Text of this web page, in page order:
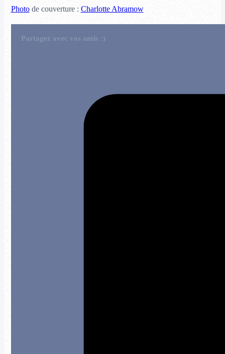
Photode couverture : Charlotte Abramow
Partagez avec vos amis :)